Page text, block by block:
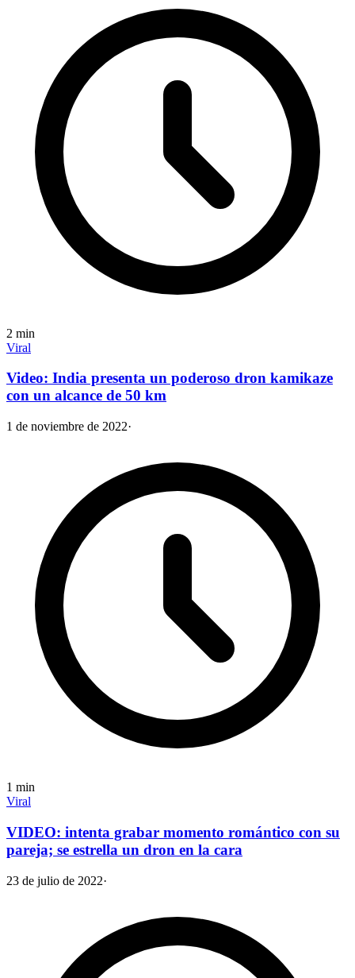
2 min
Viral
Video: India presenta un poderoso dron kamikaze
con un alcance de 50 km
1 de noviembre de 2022·
1 min
Viral
VIDEO: intenta grabar momento romántico con su
pareja; se estrella un dron en la cara
23 de julio de 2022·